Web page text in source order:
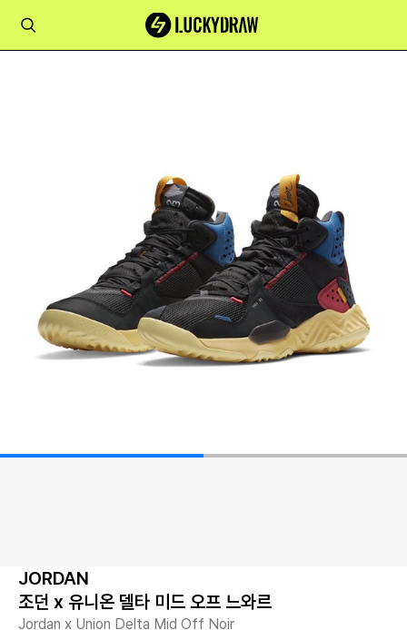
JORDAN
조던 x 유니온 델타 미드 오프 느와르
Jordan x Union Delta Mid Off Noir